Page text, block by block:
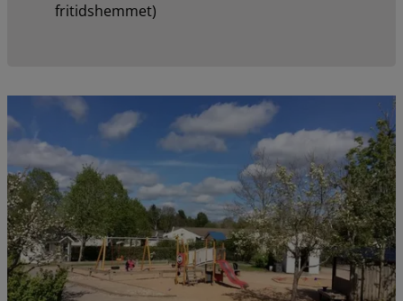
fritidshemmet)